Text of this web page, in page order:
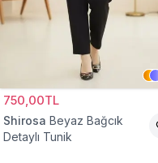
750,00TL
Shirosa Beyaz Bağcık
Detaylı Tunik